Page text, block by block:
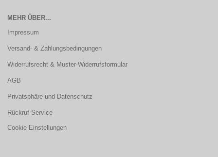
MEHR ÜBER...
Impressum
Versand- & Zahlungsbedingungen
Widerrufsrecht & Muster-Widerrufsformular
AGB
Privatsphäre und Datenschutz
Rückruf-Service
Cookie Einstellungen